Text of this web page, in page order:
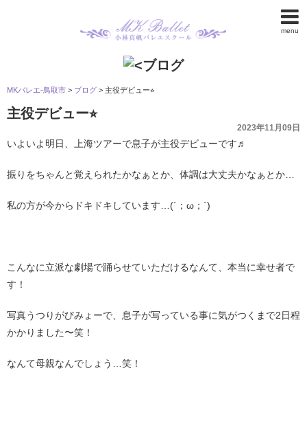
menu
MKバレエ-鳥取市 > ブログ > 主役デビュー⭐︎
主役デビュー⭐︎
2023年11月09日
いよいよ明日、上海ツアーで息子が主役デビューです♬
振りをちゃんと覚えられたかなぁとか、体調は大丈夫かなぁとか…
私の方が今からドキドキしています…(´；ω；`)
こんなに立派な劇場で踊らせていただけるなんて、本当に幸せ者で
す！
写真うつりがびみょーで、息子が写っている事に気がつくまで2日程
かかりました〜笑！
なんて母親なんでしょう…笑！